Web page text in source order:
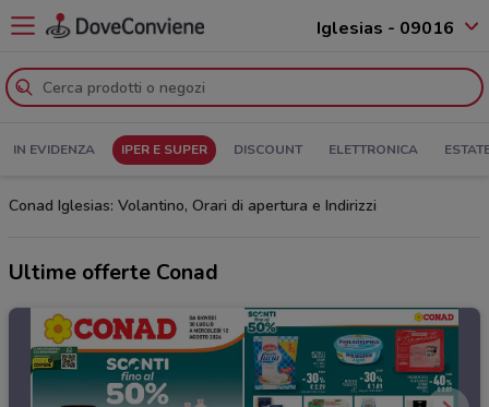
Iglesias - 09016
IN EVIDENZA IPER E SUPER DISCOUNT ELETTRONICA
Conad Iglesias: Volantino, Orari di apertura e Indirizzi
Ultime offerte Conad